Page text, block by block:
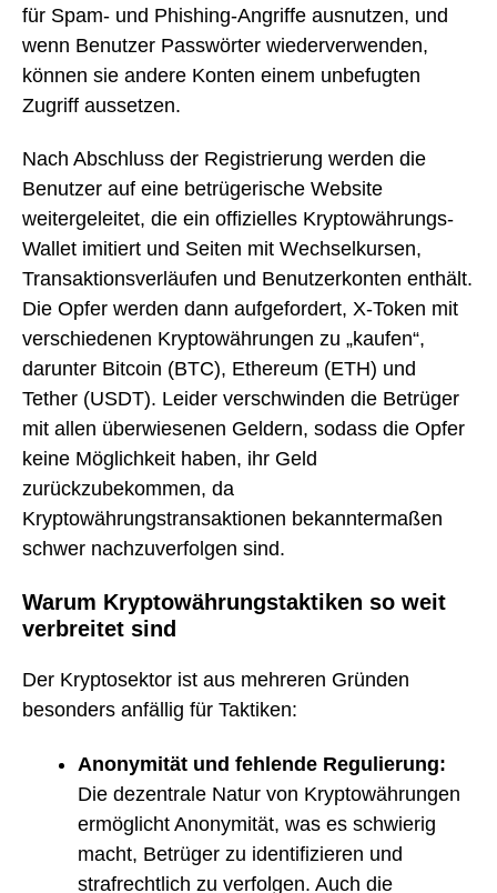
für Spam- und Phishing-Angriffe ausnutzen, und
wenn Benutzer Passwörter wiederverwenden,
können sie andere Konten einem unbefugten
Zugriff aussetzen.
Nach Abschluss der Registrierung werden die
Benutzer auf eine betrügerische Website
weitergeleitet, die ein offizielles Kryptowährungs-
Wallet imitiert und Seiten mit Wechselkursen,
Transaktionsverläufen und Benutzerkonten enthält.
Die Opfer werden dann aufgefordert, X-Token mit
verschiedenen Kryptowährungen zu „kaufen“,
darunter Bitcoin (BTC), Ethereum (ETH) und
Tether (USDT). Leider verschwinden die Betrüger
mit allen überwiesenen Geldern, sodass die Opfer
keine Möglichkeit haben, ihr Geld
zurückzubekommen, da
Kryptowährungstransaktionen bekanntermaßen
schwer nachzuverfolgen sind.
Warum Kryptowährungstaktiken so weit
verbreitet sind
Der Kryptosektor ist aus mehreren Gründen
besonders anfällig für Taktiken:
Anonymität und fehlende Regulierung:
Die dezentrale Natur von Kryptowährungen
ermöglicht Anonymität, was es schwierig
macht, Betrüger zu identifizieren und
strafrechtlich zu verfolgen. Auch die